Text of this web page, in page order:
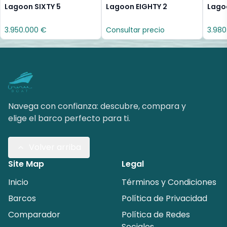
Lagoon SIXTY 5
3.950.000 €
Lagoon EIGHTY 2
Consultar precio
Navega con confianza: descubre, compara y
elige el barco perfecto para ti.
Site Map
Inicio
Barcos
Comparador
Legal
Términos y Condiciones
Política de Privacidad
Política de Redes